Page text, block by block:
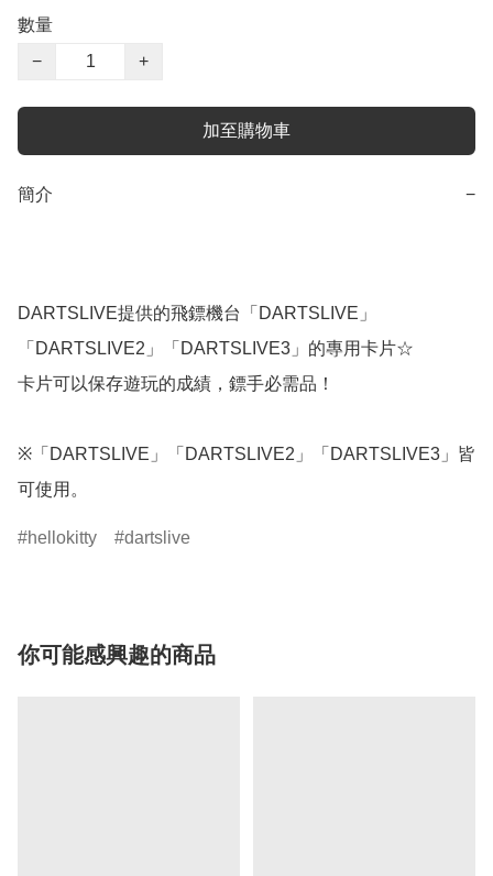
數量
−
+
加至購物車
簡介 −
DARTSLIVE提供的飛鏢機台「DARTSLIVE」
「DARTSLIVE2」「DARTSLIVE3」的專用卡片☆
卡片可以保存遊玩的成績，鏢手必需品！
※「DARTSLIVE」「DARTSLIVE2」「DARTSLIVE3」皆
hellokitty dartslive
你可能感興趣的商品